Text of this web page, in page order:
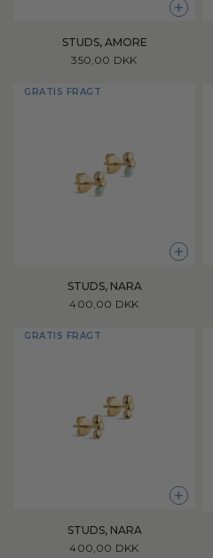
+
STUDS, AMORE
350,00 DKK
GRATIS FRAGT
+
STUDS, NARA
400,00 DKK
GRATIS FRAGT
+
STUDS, NARA
400,00 DKK